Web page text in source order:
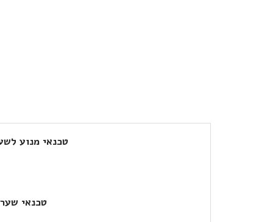
טכנאי מנוע
טכנאי